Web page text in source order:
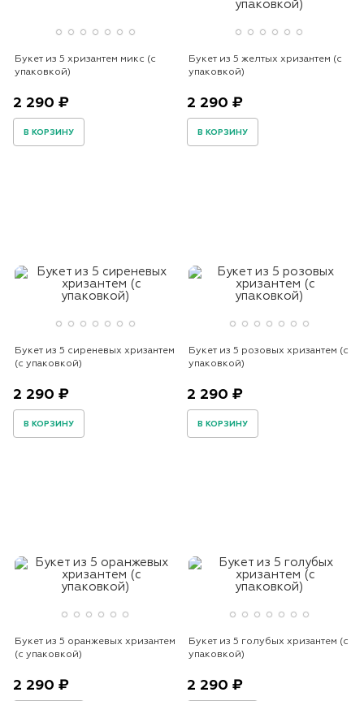
Букет из 5 хризантем микс (с
упаковкой)
2 290 ₽
В КОРЗИНУ
Букет из 5 желтых хризантем (с
упаковкой)
2 290 ₽
В КОРЗИНУ
Букет из 5 сиреневых хризантем
(с упаковкой)
2 290 ₽
В КОРЗИНУ
Букет из 5 розовых хризантем (с
упаковкой)
2 290 ₽
В КОРЗИНУ
Букет из 5 оранжевых хризантем
(с упаковкой)
2 290 ₽
Букет из 5 голубых хризантем (с
упаковкой)
2 290 ₽